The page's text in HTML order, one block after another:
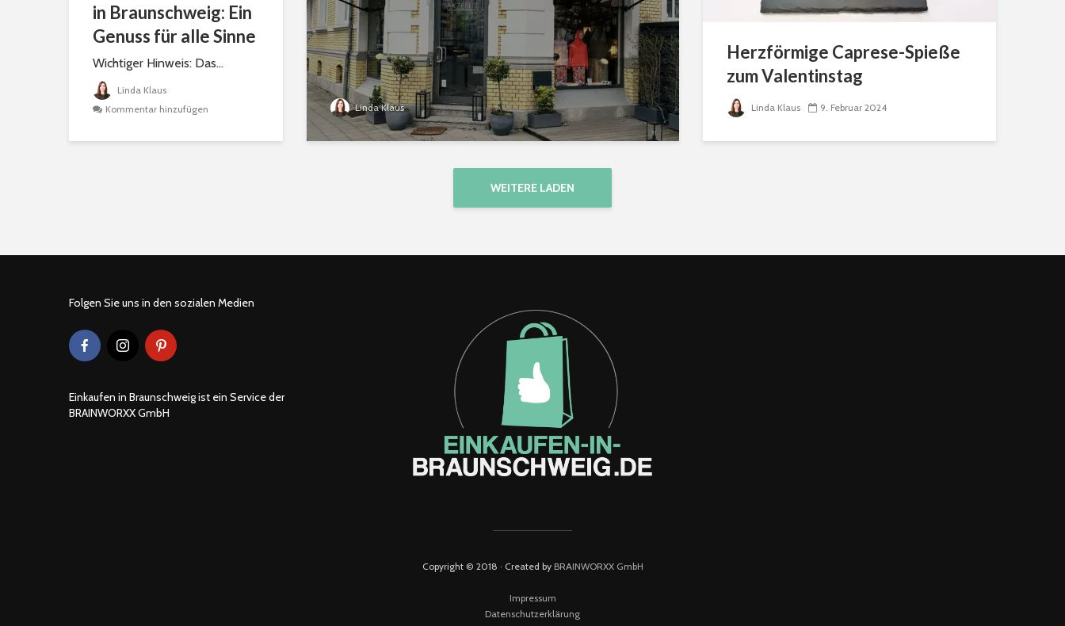
in Braunschweig: Ein
Genuss für alle Sinne
Wichtiger Hinweis: Das...
Linda Klaus
Kommentar hinzufügen
Linda Klaus
Herzförmige Caprese-Spieße
zum Valentinstag
Linda Klaus 9. Februar 2024
WEITERE LADEN
Folgen Sie uns in den sozialen Medien
Einkaufen in Braunschweig ist ein Service der
BRAINWORXX GmbH
Copyright © 2018 · Created by BRAINWORXX GmbH
Impressum
Datenschutzerklärung